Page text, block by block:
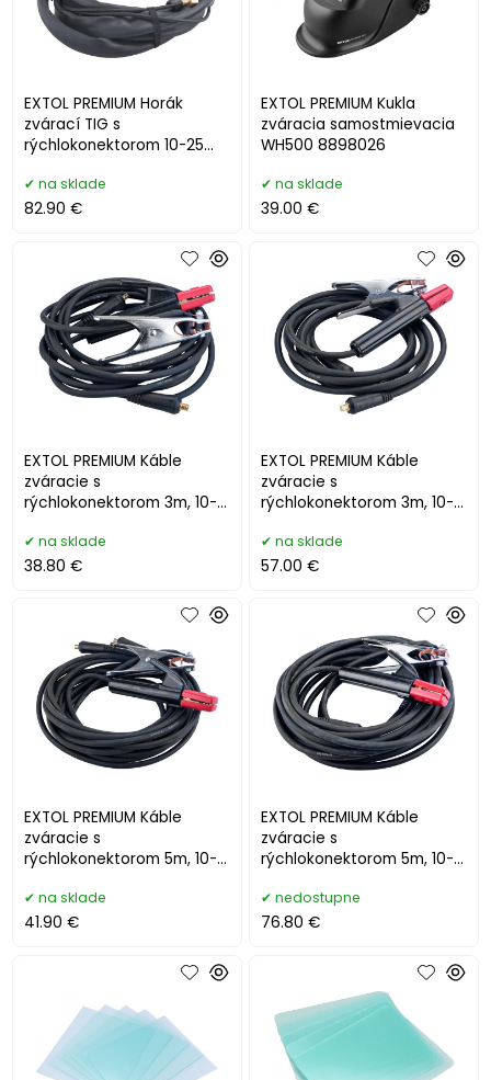
EXTOL PREMIUM Horák
zvárací TIG s
rýchlokonektorom 10-25
na sklade
82.90 €
EXTOL PREMIUM Kukla
zváracia samostmievacia
WH500 8898026
na sklade
39.00 €
EXTOL PREMIUM Káble
zváracie s
rýchlokonektorom 3m, 10-
na sklade
38.80 €
EXTOL PREMIUM Káble
zváracie s
rýchlokonektorom 3m, 10-
na sklade
57.00 €
EXTOL PREMIUM Káble
zváracie s
rýchlokonektorom 5m, 10-
na sklade
41.90 €
EXTOL PREMIUM Káble
zváracie s
rýchlokonektorom 5m, 10-
dielna sada 8898226
nedostupne
76.80 €